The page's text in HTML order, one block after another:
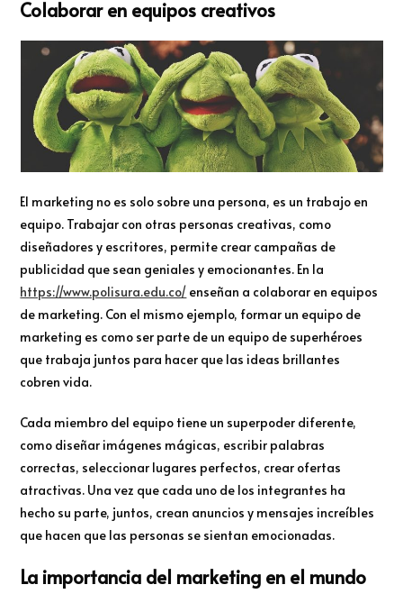
Colaborar en equipos creativos
El marketing no es solo sobre una persona, es un trabajo en
equipo. Trabajar con otras personas creativas, como
diseñadores y escritores, permite crear campañas de
publicidad que sean geniales y emocionantes. En la
https://www.polisura.edu.co/ enseñan a colaborar en equipos
de marketing. Con el mismo ejemplo, formar un equipo de
marketing es como ser parte de un equipo de superhéroes
que trabaja juntos para hacer que las ideas brillantes
cobren vida.
Cada miembro del equipo tiene un superpoder diferente,
como diseñar imágenes mágicas, escribir palabras
correctas, seleccionar lugares perfectos, crear ofertas
atractivas. Una vez que cada uno de los integrantes ha
hecho su parte, juntos, crean anuncios y mensajes increíbles
que hacen que las personas se sientan emocionadas.
La importancia del marketing en el mundo